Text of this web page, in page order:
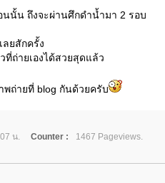
นั้น ถึงจะผ่านศึกดำน้ำมา 2 รอบ
ยสักครั้ง
ที่ถ่ายเองได้สวยสุดแล้ว
ถ่ายที่ blog กันด้วยครับ
น. Counter :
1467 Pageviews.